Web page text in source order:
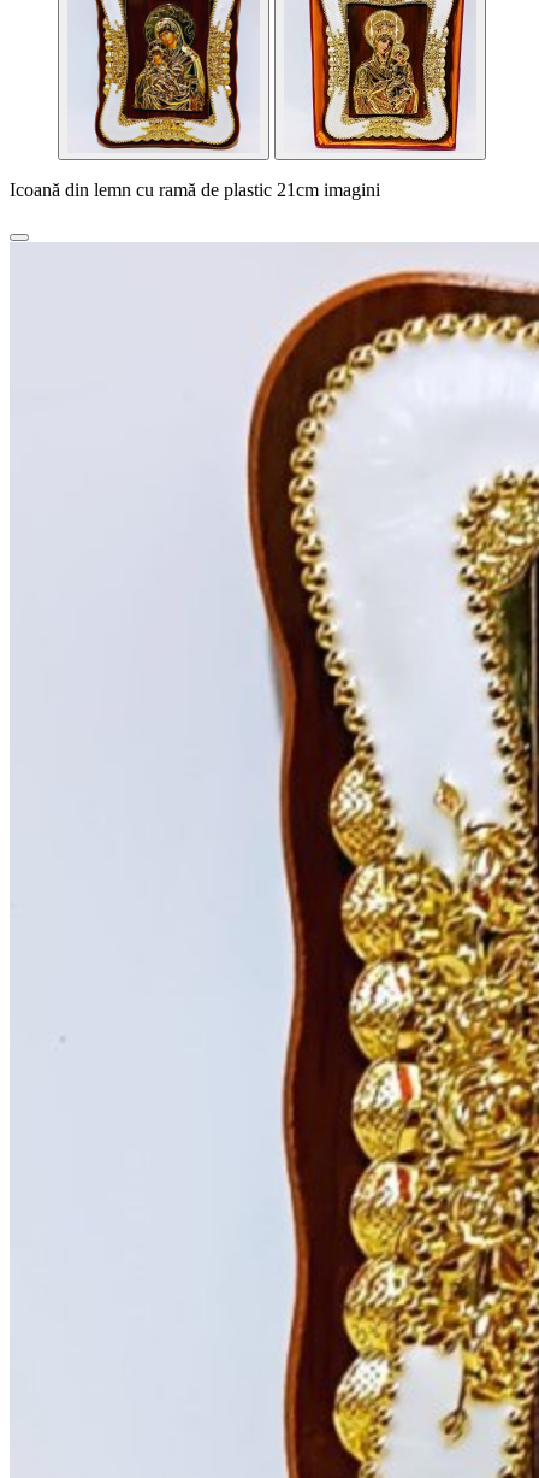
Icoană din lemn cu ramă de plastic 21cm imagini